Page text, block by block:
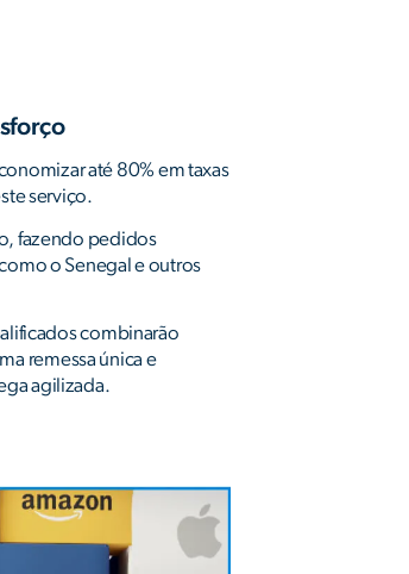
até 80% em taxas
serviço.
fazendo pedidos
o Senegal e outros
combinarão
remessa única e
agilizada.